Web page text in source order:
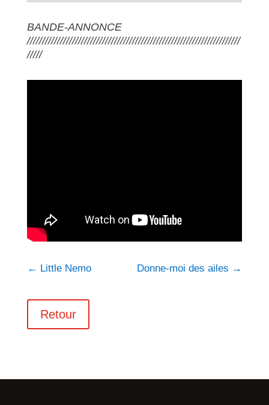
BANDE-ANNONCE
///////////////////////////////////////////////////////////////////////
/////
← Little Nemo Donne-moi des ailes →
Retour